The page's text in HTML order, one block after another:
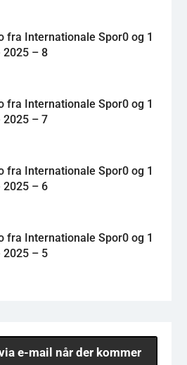
fra Internationale Spor0 og 1
2025 – 8
fra Internationale Spor0 og 1
2025 – 7
fra Internationale Spor0 og 1
2025 – 6
fra Internationale Spor0 og 1
2025 – 5
e-mail når der kommer